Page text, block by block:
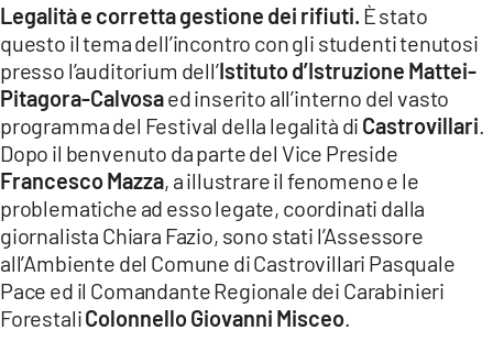
LACONAIR.IT
LACITYMAG.IT
ILREGGINO.IT
COSENZACHANNEL.IT
ILVIBONESE.IT
CATANZAROCHANNEL.IT
LACAPITALENEWS.IT
Legalità e corretta gestione dei rifiuti. È stato
questo il tema dell’incontro con gli studenti tenutosi
presso l’auditorium dell’Istituto d’Istruzione Mattei-
Pitagora-Calvosaed inserito all’interno del vasto
programma del Festival della legalità di Castrovillari.
Dopo il benvenuto da parte del Vice Preside
Francesco Mazza, a illustrare il fenomeno e le
problematiche ad esso legate, coordinati dalla
giornalista Chiara Fazio, sono stati l’Assessore
all’Ambiente del Comune di Castrovillari Pasquale
Pace ed il Comandante Regionale dei Carabinieri
ForestaliColonnello Giovanni Misceo.